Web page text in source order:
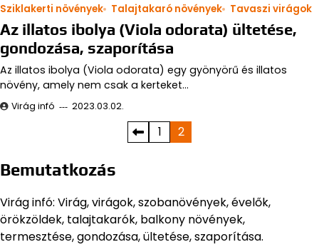
Sziklakerti növények
Talajtakaró növények Tavaszi virágok
Az illatos ibolya (Viola odorata) ültetése,
gondozása, szaporítása
Az illatos ibolya (Viola odorata) egy gyönyörű és illatos
növény, amely nem csak a kerteket…
Virág infó 2023.03.02.
lapozása
1 2
Bemutatkozás
Virág infó: Virág, virágok, szobanövények, évelők,
örökzöldek, talajtakarók, balkony növények,
termesztése, gondozása, ültetése, szaporítása.